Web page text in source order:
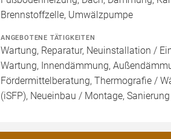
Brennstoffzelle, Umwälzpumpe
ANGEBOTENE TÄTIGKEITEN
Wartung, Reparatur, Neuinstallation /
Wartung, Innendämmung,
Fördermittelberatung, Thermografie /
(iSFP), Neueinbau / Montage,